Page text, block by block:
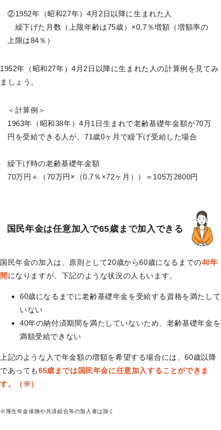
②1952年（昭和27年）4月2日以降に生まれた人
繰下げた月数（上限年齢は75歳）×0.7％増額（増額率の
上限は84％）
1952年（昭和27年）4月2日以降に生まれた人の計算例を見てみ
ましょう。
＜計算例＞
1963年（昭和38年）4月1日生まれで老齢基礎年金額が70万
円を受給できる人が、71歳0ヶ月で繰下げ受給した場合
繰下げ時の老齢基礎年金額
70万円＋（70万円×（0.7％×72ヶ月））＝105万2800円
国民年金は任意加入で65歳まで加入できる
国民年金の加入は、原則として20歳から60歳になるまでの40年
間 になりますが、下記のような状況の人もいます。
60歳になるまでに老齢基礎年金を受給する資格を満たして
いない
40年の納付済期間を満たしていないため、老齢基礎年金を
満額受給できない
上記のような人で年金額の増額を希望する場合には、60歳以降
であっても65歳までは国民年金に任意加入することができま
す。（※）
※厚生年金保険や共済組合等の加入者は除く